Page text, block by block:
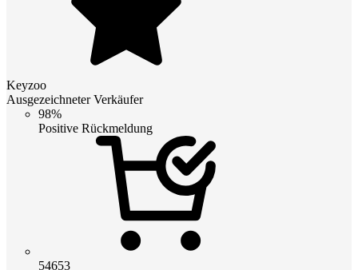
Keyzoo
Ausgezeichneter Verkäufer
98%
Positive Rückmeldung
54653